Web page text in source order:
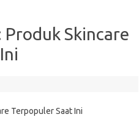
Skincare